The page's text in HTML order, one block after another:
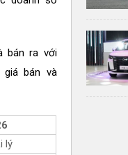
bán ra với
bán và
lý